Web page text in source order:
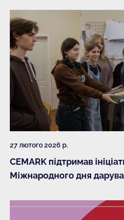
27 лютого 2026 р.
CEMARK підтримав
Міжнародного дня